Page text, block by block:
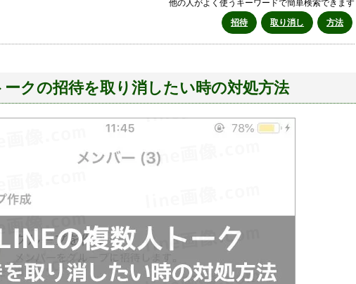
他の人がよく使うキーワードで簡単検索できます
招待
取り消し 方法
クの招待を取り消したい時の対処方法